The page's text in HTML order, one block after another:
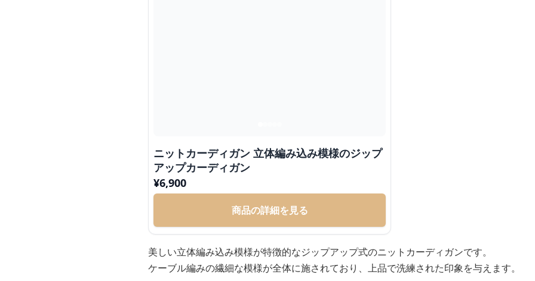
ニットカーディガン 立体編み込み模様のジップ
アップカーディガン
¥6,900
商品の詳細を見る
美しい立体編み込み模様が特徴的なジップアップ式のニットカーディガンです。
ケーブル編みの繊細な模様が全体に施されており、上品で洗練された印象を与えます。